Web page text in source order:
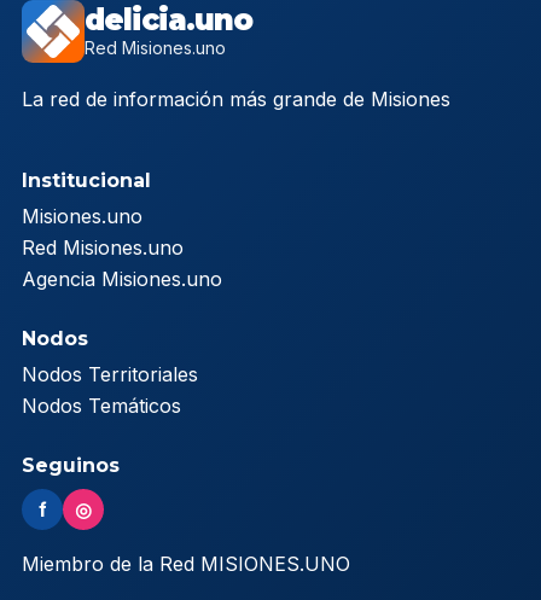
delicia.uno
Red Misiones.uno
La red de información más grande de Misiones
Institucional
Misiones.uno
Red Misiones.uno
Agencia Misiones.uno
Nodos
Nodos Territoriales
Nodos Temáticos
Seguinos
f ◎
Miembro de la Red MISIONES.UNO